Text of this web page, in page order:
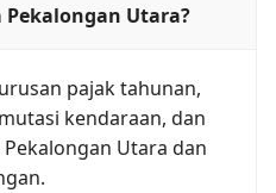
Utara?
pajak tahunan,
kendaraan, dan
Pekalongan Utara dan